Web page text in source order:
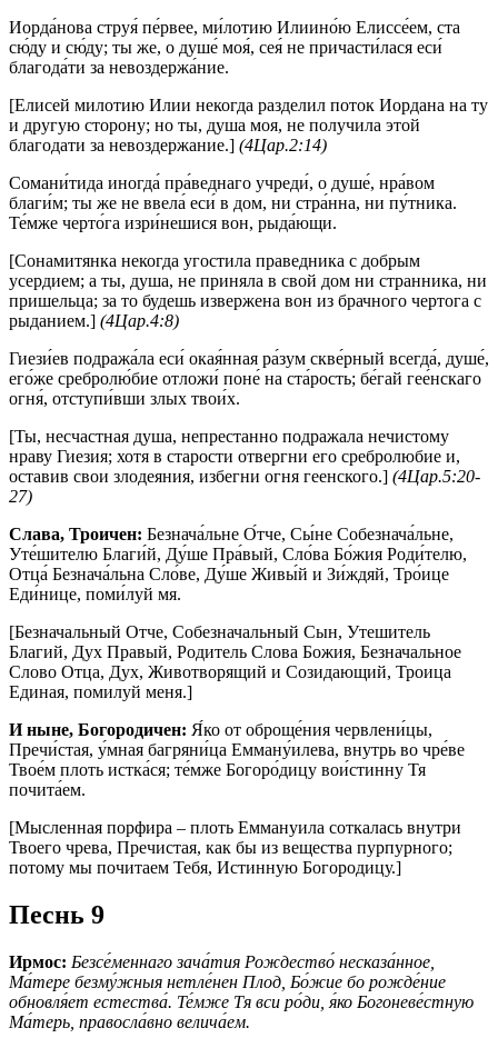
Иорда́нова струя́ пе́рвее, ми́лотию Илиино́ю Елиссе́ем, ста
сю́ду и сю́ду; ты же, о душе́ моя́, сея́ не причасти́лася еси́
благода́ти за невоздержа́ние.
[Елисей милотию Илии некогда разделил поток Иордана на ту
и другую сторону; но ты, душа моя, не получила этой
благодати за невоздержание.] (4Цар.2:14)
Сомани́тида иногда́ пра́веднаго учреди́, о душе́, нра́вом
благи́м; ты же не ввела́ еси́ в дом, ни стра́нна, ни пу́тника.
Те́мже черто́га изри́нешися вон, рыда́ющи.
[Сонамитянка некогда угостила праведника с добрым
усердием; а ты, душа, не приняла в свой дом ни странника, ни
пришельца; за то будешь извержена вон из брачного чертога с
рыданием.] (4Цар.4:8)
Гиези́ев подража́ла еси́ окая́нная ра́зум скве́рный всегда́, душе́,
его́же сребролю́бие отложи́ поне́ на ста́рость; бе́гай гее́нскаго
огня́, отступи́вши злых твои́х.
[Ты, несчастная душа, непрестанно подражала нечистому
нраву Гиезия; хотя в старости отвергни его сребролюбие и,
оставив свои злодеяния, избегни огня геенского.] (4Цар.5:20-
27)
Слава, Троичен: Безнача́льне О́тче, Сы́не Собезнача́льне,
Уте́шителю Благи́й, Ду́ше Пра́вый, Сло́ва Бо́жия Роди́телю,
Отца́ Безнача́льна Сло́ве, Ду́ше Живы́й и Зи́ждяй, Тро́ице
Еди́нице, поми́луй мя.
[Безначальный Отче, Собезначальный Сын, Утешитель
Благий, Дух Правый, Родитель Слова Божия, Безначальное
Слово Отца, Дух, Животворящий и Созидающий, Троица
Единая, помилуй меня.]
И ныне, Богородичен: Я́ко от оброще́ния червлени́цы,
Пречи́стая, у́мная багряни́ца Емману́илева, внутрь во чре́ве
Твое́м плоть истка́ся; те́мже Богоро́дицу вои́стинну Тя
почита́ем.
[Мысленная порфира – плоть Еммануила соткалась внутри
Твоего чрева, Пречистая, как бы из вещества пурпурного;
потому мы почитаем Тебя, Истинную Богородицу.]
Песнь 9
Ирмос: Безсе́меннаго зача́тия Рождество́ несказа́нное,
Ма́тере безму́жныя нетле́нен Плод, Бо́жие бо рожде́ние
обновля́ет естества́. Те́мже Тя вси ро́ди, я́ко Богоневе́стную
Ма́терь, правосла́вно велича́ем.